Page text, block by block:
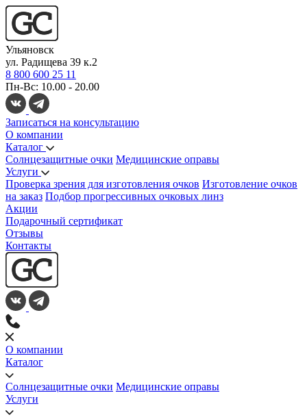
Ульяновск
ул. Радищева 39 к.2
8 800 600 25 11
Пн-Вс: 10.00 - 20.00
Записаться на консультацию
О компании
Каталог
Солнцезащитные очки Медицинские оправы
Услуги
Проверка зрения для изготовления очков Изготовление очков
на заказ Подбор прогрессивных очковых линз
Акции
Подарочный сертификат
Отзывы
Контакты
О компании
Каталог
Солнцезащитные очки Медицинские оправы
Услуги